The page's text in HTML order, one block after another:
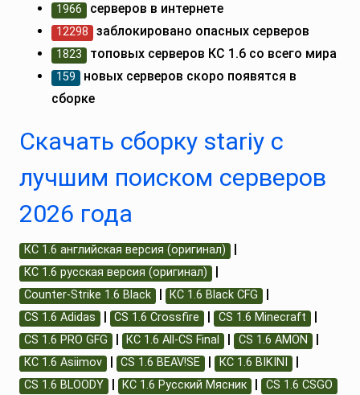
1966 серверов в интернете
12298 заблокировано опасных серверов
1823 топовых серверов КС 1.6 со всего мира
159 новых серверов скоро появятся в
сборке
Скачать сборку stariy с
лучшим поиском серверов
2026 года
КС 1.6 английская версия (оригинал) |
КС 1.6 русская версия (оригинал) |
Counter-Strike 1.6 Black | КС 1.6 Black CFG |
CS 1.6 Adidas | CS 1.6 Crossfire | CS 1.6 Minecraft |
CS 1.6 PRO GFG | КС 1.6 All-CS Final | CS 1.6 AMON |
КС 1.6 Asiimov | CS 1.6 BEAV!SE | КС 1.6 BIKINI |
CS 1.6 BLOODY | КС 1.6 Русский Мясник | CS 1.6 CSGO